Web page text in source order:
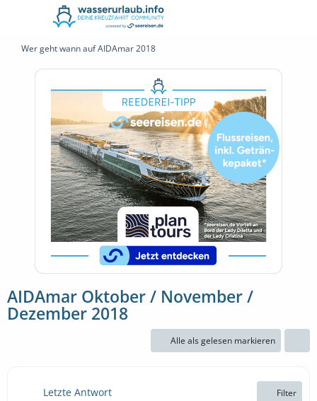
Wer geht wann auf AIDAmar 2018
AIDAmar Oktober / November /
Dezember 2018
Alle als gelesen markieren
Letzte Antwort Filter